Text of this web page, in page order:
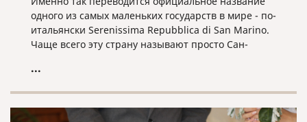
одного из самых маленьких государств в мире - по-
итальянски Serenissima Repubblica di San Marino.
Чаще всего эту страну называют просто Сан-
человек и площадью в 60,57 км², оно считается
...